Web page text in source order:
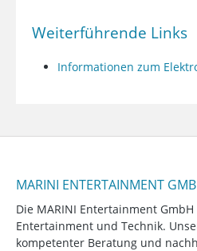
Weiterführende Links
Informationen zum
MARINI ENTERTAINMENT
Die MARINI Entertainment
Entertainment und Technik.
kompetenter Beratung und